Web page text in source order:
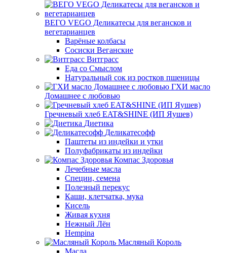
ВЕГО VEGO Деликатесы для вегансков и
вегетарианцев
Варёные колбасы
Сосиски Веганские
Витграсс
Еда со Смыслом
Натуральный сок из ростков пшеницы
ГХИ масло
Домашнее с любовью
Гречневый хлеб EAT&SHINE (ИП Яушев)
Диетика
Деликатесофф
Паштеты из индейки и утки
Полуфабрикаты из индейки
Компас Здоровья
Лечебные масла
Специи, семена
Полезный перекус
Каши, клетчатка, мука
Кисель
Живая кухня
Нежный Лён
Hempina
Масляный Король
Масла